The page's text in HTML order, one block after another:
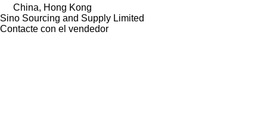
China, Hong Kong
Sino Sourcing and Supply Limited
Contacte con el vendedor